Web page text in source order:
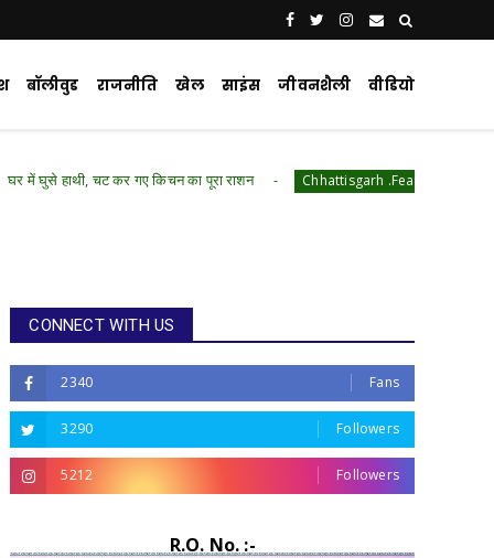
बॉलीवुड राजनीति खेल साइंस जीवनशैली वीडियो
कर गए किचन का पूरा राशन Chhattisgarh .Featured रायपुर पुलिस
CONNECT WITH US
2340 Fans
3290 Followers
5212 Followers
R.O. No. :-